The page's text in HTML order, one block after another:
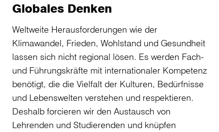
Globales Denken
Weltweite Herausforderungen wie der
Klimawandel, Frieden, Wohlstand und Gesundheit
lassen sich nicht regional lösen. Es werden Fach-
und Führungskräfte mit internationaler Kompetenz
benötigt, die die Vielfalt der Kulturen, Bedürfnisse
und Lebenswelten verstehen und respektieren.
Deshalb forcieren wir den Austausch von
Lehrenden und Studierenden und knüpfen